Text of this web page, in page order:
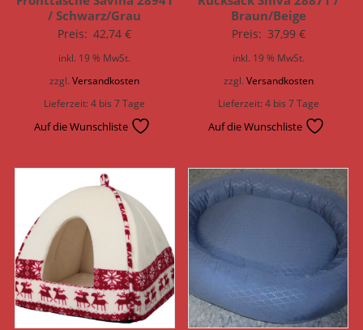
/ Schwarz/Grau
Preis: 42,74€
inkl. 19 % MwSt.
zzgl.Versandkosten
Lieferzeit:4 bis 7 Tage
Auf die Wunschliste
Braun/Beige
Preis: 37,99 €
inkl. 19 % MwSt.
zzgl.Versandkosten
Lieferzeit:4 bis 7 Tage
Auf die Wunschliste